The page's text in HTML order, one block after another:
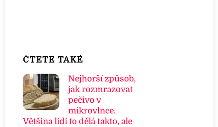
ČTETE TAKÉ
Nejhorší způsob,
jak rozmrazovat
pečivo v
mikrovlnce.
Většina lidí to dělá takto, ale